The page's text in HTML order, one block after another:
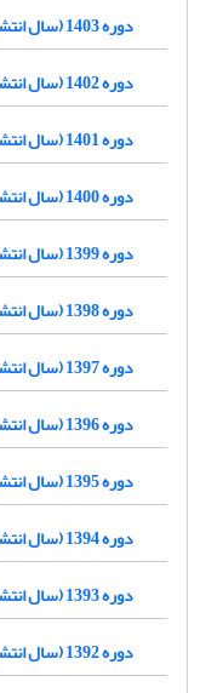
دوره 1403 (سال انتشار 1403)
دوره 1402 (سال انتشار 1402)
دوره 1401 (سال انتشار 1401)
دوره 1400 (سال انتشار 1400)
دوره 1399 (سال انتشار 1399)
دوره 1398 (سال انتشار 1399)
دوره 1397 (سال انتشار 1397)
دوره 1396 (سال انتشار 1397)
دوره 1395 (سال انتشار 1396)
دوره 1394 (سال انتشار 1395)
دوره 1393 (سال انتشار 1394)
دوره 1392 (سال انتشار 1394)